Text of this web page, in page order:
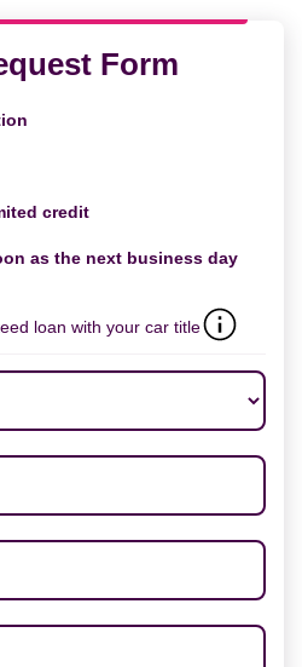
Form
credit
as the next business day
loan with your car title